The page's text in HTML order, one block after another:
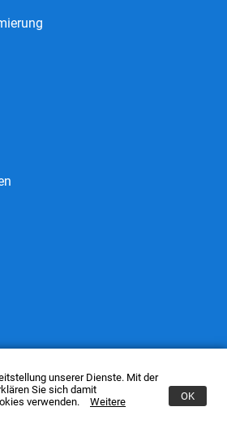
unserer Dienste. Mit der
Sie sich damit
verwenden.
Weitere
OK